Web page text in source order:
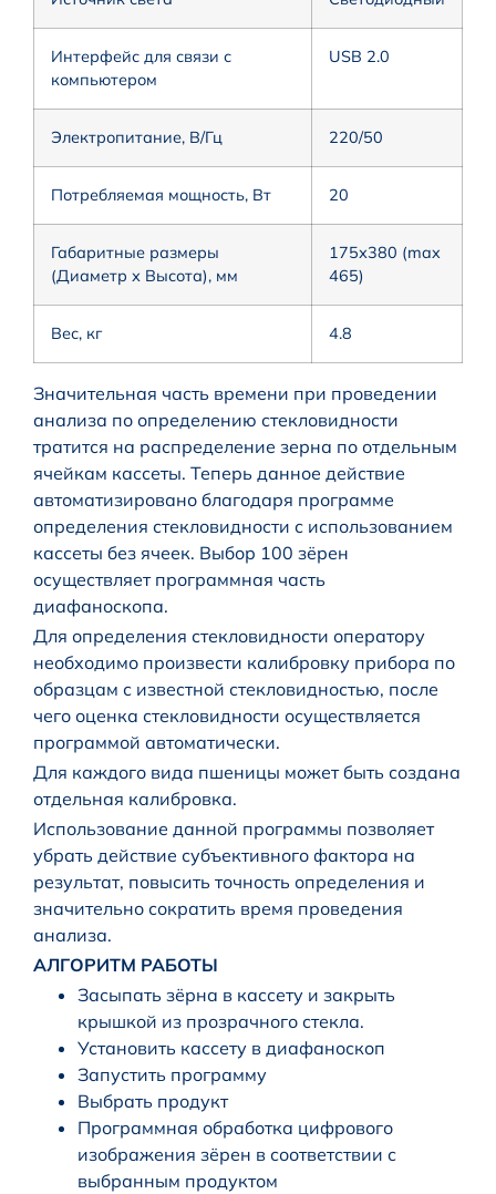
Интерфейс для связи с
компьютером
USB 2.0
Электропитание, В/Гц 220/50
Потребляемая мощность, Вт 20
Габаритные размеры
(Диаметр х Высота), мм
175х380 (max
465)
Вес, кг 4.8
Значительная часть времени при проведении
анализа по определению стекловидности
тратится на распределение зерна по отдельным
ячейкам кассеты. Теперь данное действие
автоматизировано благодаря программе
определения стекловидности с использованием
кассеты без ячеек. Выбор 100 зёрен
осуществляет программная часть
диафаноскопа.
Для определения стекловидности оператору
необходимо произвести калибровку прибора по
образцам с известной стекловидностью, после
чего оценка стекловидности осуществляется
программой автоматически.
Для каждого вида пшеницы может быть создана
отдельная калибровка.
Использование данной программы позволяет
убрать действие субъективного фактора на
результат, повысить точность определения и
значительно сократить время проведения
анализа.
АЛГОРИТМ РАБОТЫ
Засыпать зёрна в кассету и закрыть
крышкой из прозрачного стекла.
Установить кассету в диафаноскоп
Запустить программу
Выбрать продукт
Программная обработка цифрового
изображения зёрен в соответствии с
выбранным продуктом